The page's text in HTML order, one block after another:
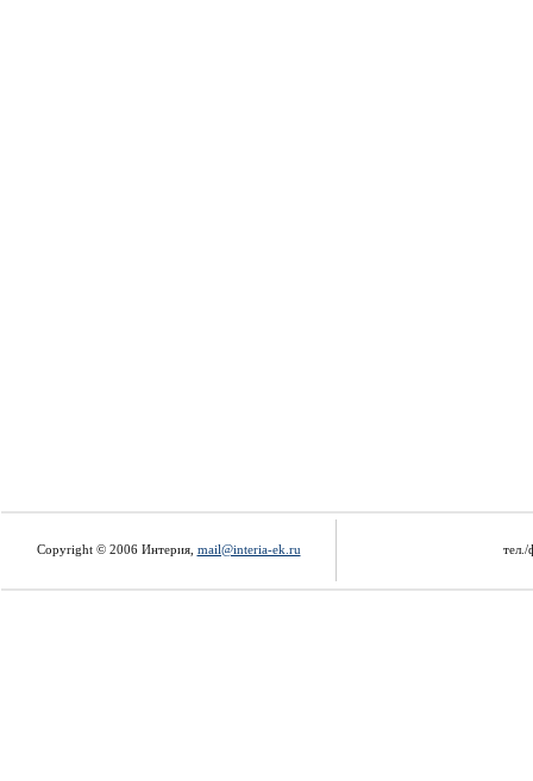
Copyright © 2006 Интерия, mail@interia-ek.ru